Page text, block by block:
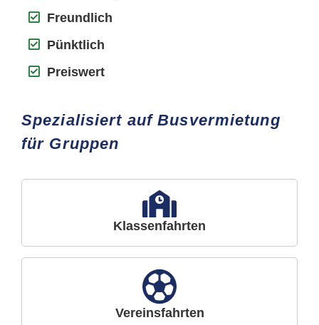
Freundlich
Pünktlich
Preiswert
Spezialisiert auf Busvermietung
für Gruppen
Klassenfahrten
Vereinsfahrten